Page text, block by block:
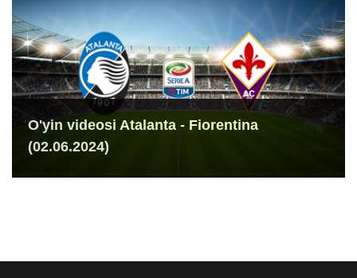
O'yin videosi Atalanta - Fiorentina
(02.06.2024)